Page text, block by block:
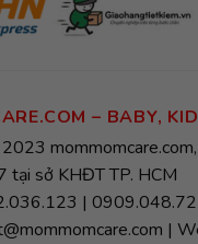
– BABY,
sở KHĐT TP. HCM
|
|